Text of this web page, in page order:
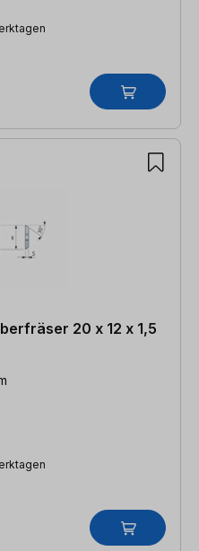
20 x 12 x 1,5